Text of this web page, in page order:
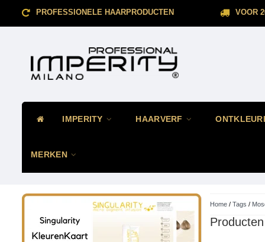
PROFESSIONELE HAARPRODUCTEN VOOR
IMPERITY HAARVERF
MERKEN
Home/ Tags /